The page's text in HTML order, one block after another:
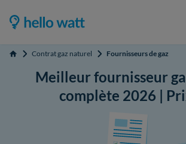
Accueil Contrat gaz naturel Fournisseurs de gaz
Meilleur fournisseur
complète 2026 |